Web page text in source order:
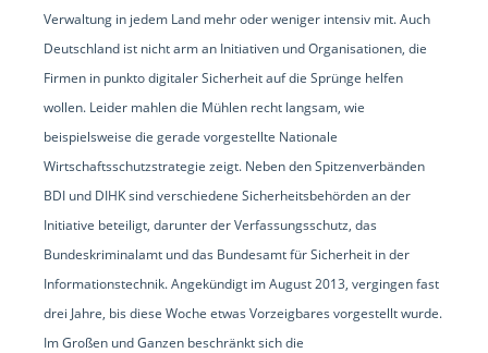
Verwaltung in jedem Land mehr oder weniger intensiv mit. Auch
Deutschland ist nicht arm an Initiativen und Organisationen, die
Firmen in punkto digitaler Sicherheit auf die Sprünge helfen
wollen. Leider mahlen die Mühlen recht langsam, wie
beispielsweise die gerade vorgestellte Nationale
Wirtschaftsschutzstrategie zeigt. Neben den Spitzenverbänden
BDI und DIHK sind verschiedene Sicherheitsbehörden an der
Initiative beteiligt, darunter der Verfassungsschutz, das
Bundeskriminalamt und das Bundesamt für Sicherheit in der
Informationstechnik. Angekündigt im August 2013, vergingen fast
drei Jahre, bis diese Woche etwas Vorzeigbares vorgestellt wurde.
Im Großen und Ganzen beschränkt sich die